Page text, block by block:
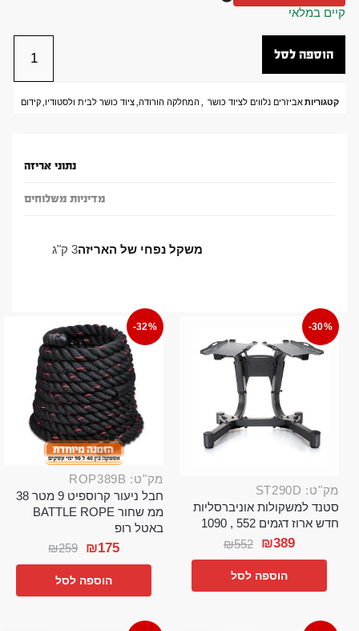
קיים במלאי
הוספה לסל
קטגוריות אביזרים נלווים לציוד כושר ,המחלקה הורודה,ציוד כושר לבית ולסטודיו,קידום
נתוני אריזה
מדיניות משלוחים
משקל נפחי של האריזה3 ק"ג
-30%
מק"ט: ST290D
סטנד למשקולות אוניברסליות
חדש ארוז דגמים 552 , 1090
₪552 ₪389
הוספה לסל
-32%
מק"ט: ROP389B
חבל ניעור קרוספיט 9 מטר 38
ממ שחור BATTLE ROPE
באטל רופ
₪259 ₪175
הוספה לסל